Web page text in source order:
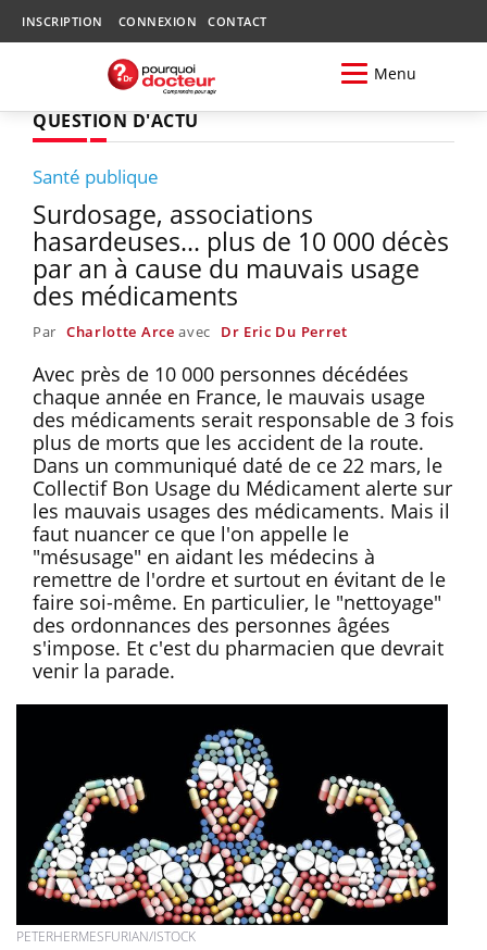
INSCRIPTION CONNEXION CONTACT
Menu
QUESTION D'ACTU
Santé publique
Surdosage, associations
hasardeuses... plus de 10 000 décès
par an à cause du mauvais usage
des médicaments
Par Charlotte Arce avec Dr Eric Du Perret
Avec près de 10 000 personnes décédées
chaque année en France, le mauvais usage
des médicaments serait responsable de 3 fois
plus de morts que les accident de la route.
Dans un communiqué daté de ce 22 mars, le
Collectif Bon Usage du Médicament alerte sur
les mauvais usages des médicaments. Mais il
faut nuancer ce que l'on appelle le
"mésusage" en aidant les médecins à
remettre de l'ordre et surtout en évitant de le
faire soi-même. En particulier, le "nettoyage"
des ordonnances des personnes âgées
s'impose. Et c'est du pharmacien que devrait
venir la parade.
PETERHERMESFURIAN/ISTOCK